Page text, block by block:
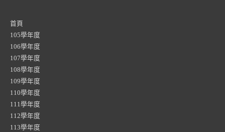
首頁
105學年度
106學年度
107學年度
108學年度
109學年度
110學年度
111學年度
112學年度
113學年度